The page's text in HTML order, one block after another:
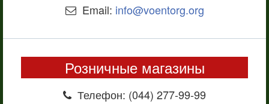
Email: info@voentorg.org
Розничные магазины
Телефон: (044) 277-99-99